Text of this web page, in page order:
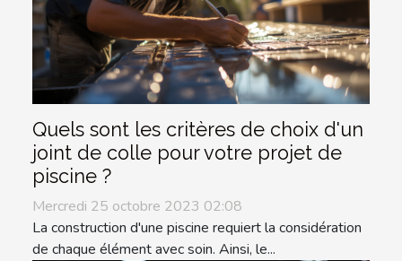
Quels sont les critères de choix d'un
joint de colle pour votre projet de
piscine ?
Mercredi 25 octobre 2023 02:08
La construction d'une piscine requiert la considération
de chaque élément avec soin. Ainsi, le...